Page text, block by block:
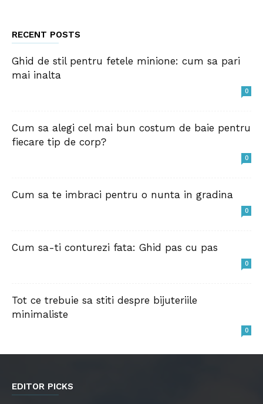
RECENT POSTS
Ghid de stil pentru fetele minione: cum sa pari
mai inalta
0
Cum sa alegi cel mai bun costum de baie pentru
fiecare tip de corp?
0
Cum sa te imbraci pentru o nunta in gradina
0
Cum sa-ti conturezi fata: Ghid pas cu pas
0
Tot ce trebuie sa stiti despre bijuteriile
minimaliste
0
EDITOR PICKS